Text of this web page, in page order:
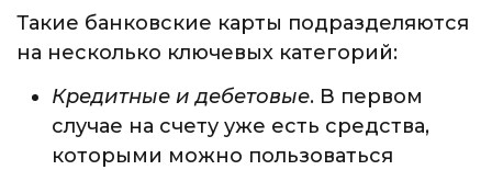
Такие банковские карты подразделяются
на несколько ключевых категорий:
Кредитные и дебетовые. В первом
случае на счету уже есть средства,
которыми можно пользоваться